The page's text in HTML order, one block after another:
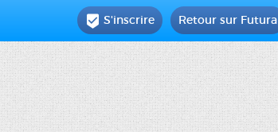
Retour sur Futura
 S'inscrire